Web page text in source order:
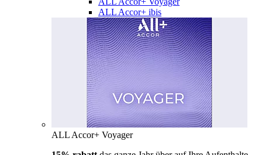
ALL Accor+ ibis
ALL Accor+ Voyager